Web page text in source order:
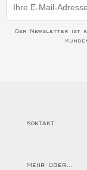
Der Newsletter ist
Kontakt
Mehr über...